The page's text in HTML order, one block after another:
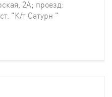
2А; проезд:
"К/т Сатурн "